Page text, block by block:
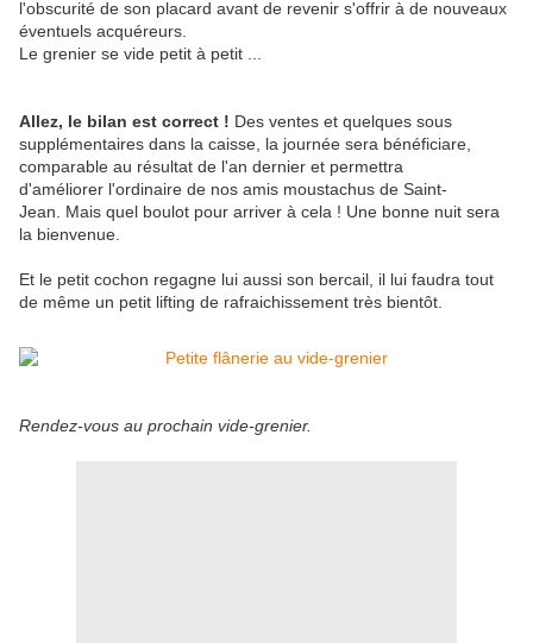
l'obscurité de son placard avant de revenir s'offrir à de nouveaux
éventuels acquéreurs.
Le grenier se vide petit à petit ...
Allez, le bilan est correct ! Des ventes et quelques sous
supplémentaires dans la caisse, la journée sera bénéficiare,
comparable au résultat de l'an dernier et permettra
d'améliorer l'ordinaire de nos amis moustachus de Saint-
Jean. Mais quel boulot pour arriver à cela ! Une bonne nuit sera
la bienvenue.
Et le petit cochon regagne lui aussi son bercail, il lui faudra tout
de même un petit lifting de rafraichissement très bientôt.
Rendez-vous au prochain vide-grenier.